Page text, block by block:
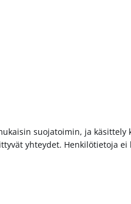
suojatoimin, ja käsittely
yhteydet. Henkilötietoja